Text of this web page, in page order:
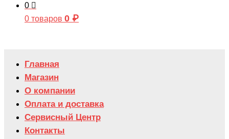
0
0 товаров 0 ₽
Главная
Магазин
О компании
Оплата и доставка
Сервисный Центр
Контакты